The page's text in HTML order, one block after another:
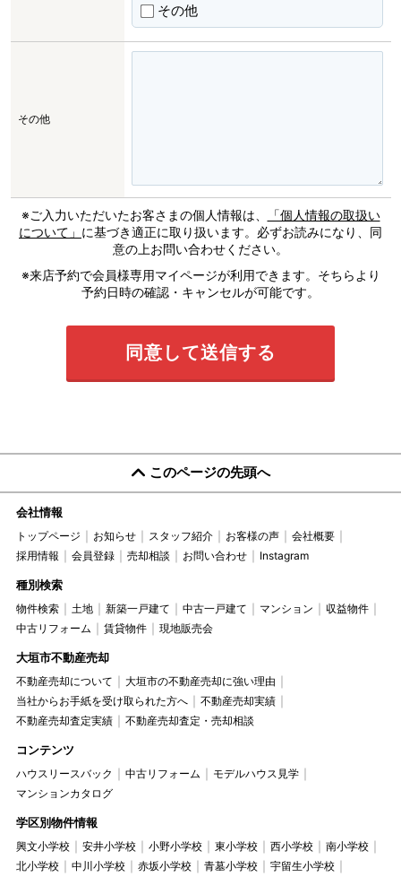
その他
その他
※ご入力いただいたお客さまの個人情報は、
「個人情報の取扱い
について」 に基づき適正に取り扱います。必ずお読みになり、同
意の上お問い合わせください。
※来店予約で会員様専用マイページが利用できます。そちらより
予約日時の確認・キャンセルが可能です。
このページの先頭へ
会社情報
トップページ お知らせ スタッフ紹介 お客様の声
会社概要
採用情報
会員登録 売却相談 お問い合わせ Instagram
種別検索
物件検索 土地 新築一戸建て 中古一戸建て マンション
収益物件
中古リフォーム
賃貸物件 現地販売会
大垣市不動産売却
不動産売却について
大垣市の不動産売却に強い理由
当社からお手紙を受け取られた方へ
不動産売却実績
不動産売却査定実績
不動産売却査定・売却相談
コンテンツ
ハウスリースバック 中古リフォーム
モデルハウス見学
マンションカタログ
学区別物件情報
興文小学校 安井小学校 小野小学校 東小学校 西小学校
南小学校
北小学校
中川小学校 赤坂小学校 青墓小学校
宇留生小学校